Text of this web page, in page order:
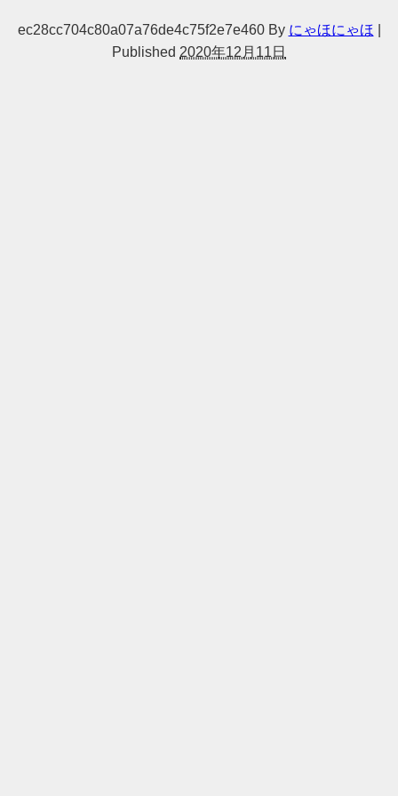
ec28cc704c80a07a76de4c75f2e7e460 By にゃほにゃほ
Published 2020年12月11日